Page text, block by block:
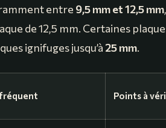
entre 9,5 mm et 12,5 mm
de 12,5 mm. Certaines
ignifuges jusqu’à 25 mm.
Points à